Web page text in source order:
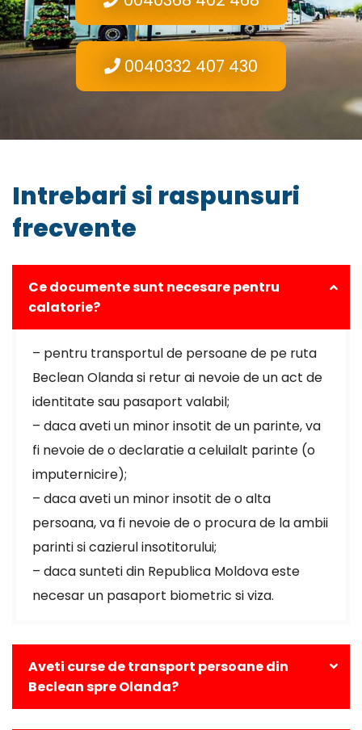
0040332 407 430
Intrebari si raspunsuri
frecvente
Ce documente sunt necesare pentru
calatorie?
– pentru transportul de persoane de pe ruta
Beclean Olanda si retur ai nevoie de un act de
identitate sau pasaport valabil;
– daca aveti un minor insotit de un parinte, va
fi nevoie de o declaratie a celuilalt parinte (o
imputernicire);
– daca aveti un minor insotit de o alta
persoana, va fi nevoie de o procura de la ambii
parinti si cazierul insotitorului;
– daca sunteti din Republica Moldova este
necesar un pasaport biometric si viza.
Aveti curse de transport persoane din
Beclean spre Olanda?